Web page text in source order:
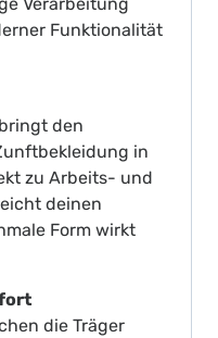
Funktionalität
den
in
zu Arbeits- und
deinen
Form wirkt
die Träger